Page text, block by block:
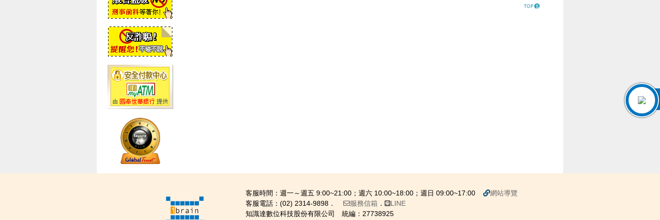
客服時間：週一～週五 9:00~21:00；週六 10:00~18:00；週日 09:00~17:00
網站導覽
客服電話：(02) 2314-9898．
服務信箱 ．
LINE
知識達數位科技股份有限公司 統編：27738925